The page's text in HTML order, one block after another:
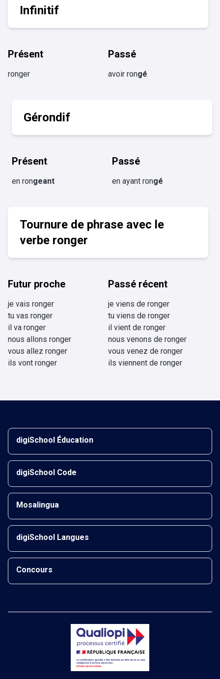
Infinitif
Présent
ronger
Passé
avoir rongé
Gérondif
Présent
en rongeant
Passé
en ayant rongé
Tournure de phrase avec le
verbe ronger
Futur proche
je vais ronger
tu vas ronger
il va ronger
nous allons ronger
vous allez ronger
ils vont ronger
Passé récent
je viens de ronger
tu viens de ronger
il vient de ronger
nous venons de ronger
vous venez de ronger
ils viennent de ronger
digiSchool Éducation
digiSchool Code
Mosalingua
digiSchool Langues
Concours